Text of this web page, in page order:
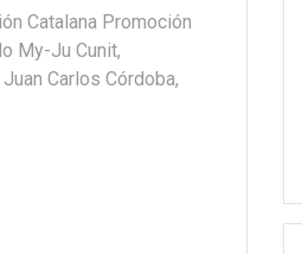
Catalana Promoción
My-Ju Cunit,
Carlos Córdoba,